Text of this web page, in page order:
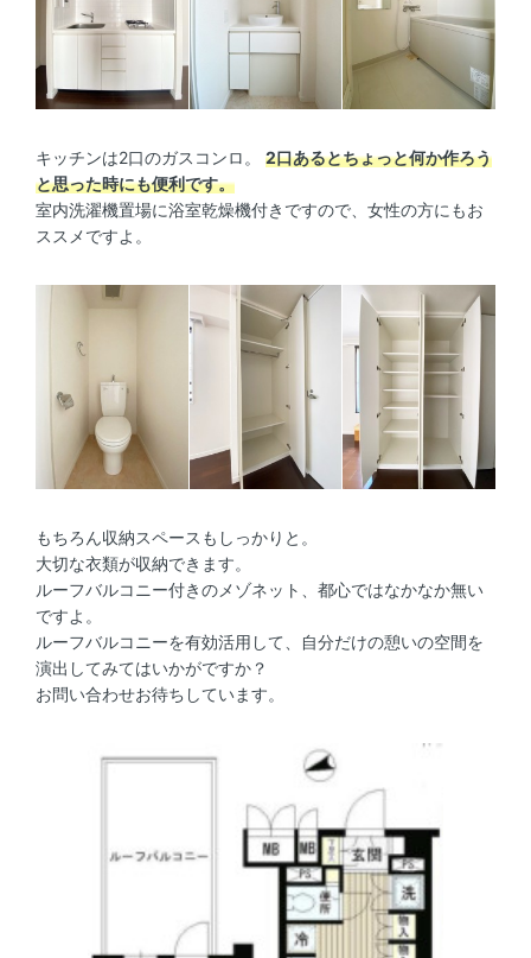
キッチンは2口のガスコンロ。 2口あるとちょっと何か作ろう
と思った時にも便利です。
室内洗濯機置場に浴室乾燥機付きですので、女性の方にもお
ススメですよ。
もちろん収納スペースもしっかりと。
大切な衣類が収納できます。
ルーフバルコニー付きのメゾネット、都心ではなかなか無い
ですよ。
ルーフバルコニーを有効活用して、自分だけの憩いの空間を
演出してみてはいかがですか？
お問い合わせお待ちしています。